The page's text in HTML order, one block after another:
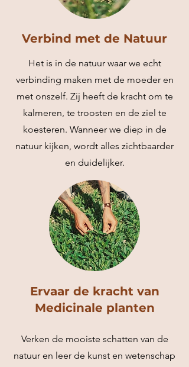
Verbind met de Natuur
Het is in de natuur waar we echt
verbinding maken met de moeder en
met onszelf. Zij heeft de kracht om te
kalmeren, te troosten en de ziel te
koesteren. Wanneer we diep in de
natuur kijken, wordt alles zichtbaarder
en duidelijker.
Ervaar de kracht van
Medicinale planten
Verken de mooiste schatten van de
natuur en leer de kunst en wetenschap